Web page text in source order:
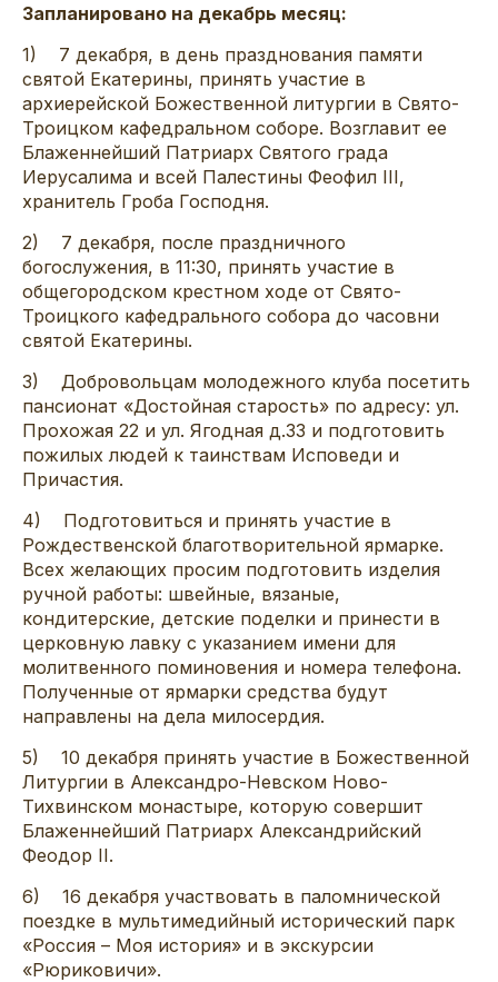
Запланировано на декабрь месяц:
1) 7 декабря, в день празднования памяти
святой Екатерины, принять участие в
архиерейской Божественной литургии в Свято-
Троицком кафедральном соборе. Возглавит ее
Блаженнейший Патриарх Святого града
Иерусалима и всей Палестины Феофил III,
хранитель Гроба Господня.
2) 7 декабря, после праздничного
богослужения, в 11:30, принять участие в
общегородском крестном ходе от Свято-
Троицкого кафедрального собора до часовни
святой Екатерины.
3) Добровольцам молодежного клуба посетить
пансионат «Достойная старость» по адресу: ул.
Прохожая 22 и ул. Ягодная д.33 и подготовить
пожилых людей к таинствам Исповеди и
Причастия.
4) Подготовиться и принять участие в
Рождественской благотворительной ярмарке.
Всех желающих просим подготовить изделия
ручной работы: швейные, вязаные,
кондитерские, детские поделки и принести в
церковную лавку с указанием имени для
молитвенного поминовения и номера телефона.
Полученные от ярмарки средства будут
направлены на дела милосердия.
5) 10 декабря принять участие в Божественной
Литургии в Александро-Невском Ново-
Тихвинском монастыре, которую совершит
Блаженнейший Патриарх Александрийский
Феодор II.
6) 16 декабря участвовать в паломнической
поездке в мультимедийный исторический парк
«Россия – Моя история» и в экскурсии
«Рюриковичи».